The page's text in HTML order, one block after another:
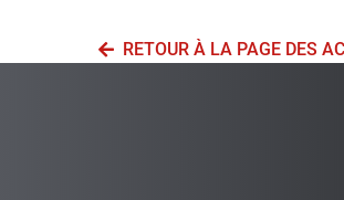
RETOUR À LA PAGE DES